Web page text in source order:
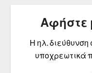
Αφήστε
Η ηλ. διεύθυνση
υποχρεωτικά